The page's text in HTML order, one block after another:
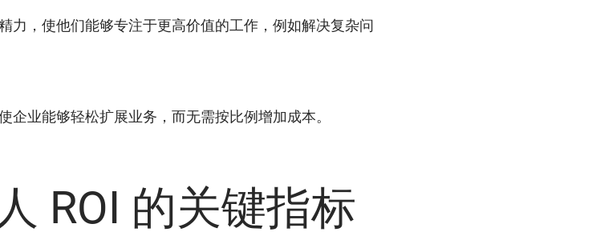
力，使他们能够专注于更高价值的工作，例如解决复杂问
业能够轻松扩展业务，而无需按比例增加成本。
ROI 的关键指标